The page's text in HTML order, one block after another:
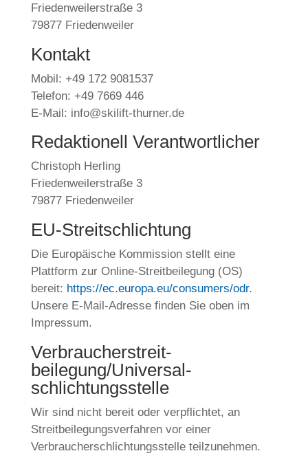
Friedenweilerstraße 3
79877 Friedenweiler
Kontakt
Mobil: +49 172 9081537
Telefon: +49 7669 446
E-Mail: info@skilift-thurner.de
Redaktionell Verantwortlicher
Christoph Herling
Friedenweilerstraße 3
79877 Friedenweiler
EU-Streitschlichtung
Die Europäische Kommission stellt eine
Plattform zur Online-Streitbeilegung (OS)
bereit: https://ec.europa.eu/consumers/odr.
Unsere E-Mail-Adresse finden Sie oben im
Impressum.
Verbraucher­streit­
beilegung/Universal­
schlichtungs­stelle
Wir sind nicht bereit oder verpflichtet, an
Streitbeilegungsverfahren vor einer
Verbraucherschlichtungsstelle teilzunehmen.